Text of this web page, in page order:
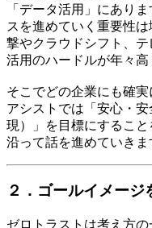
「データ活用」にあり
スを進めていく重要性
撃やクラウドシフト、
活用のハードルが年々高
そこでどの企業にも確実
アシストでは「安心・
現）」を目標にするこ
沿って話を進めていきま
２．ゴールイメージ
ゼロトラストは考え方